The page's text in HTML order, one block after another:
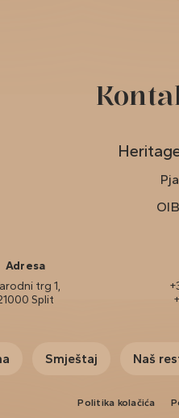
Adresa
trg 1,
Split
Smještaj Naš
Politika kolačića